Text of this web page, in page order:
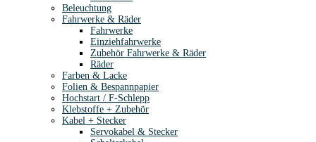
Beleuchtung
Fahrwerke & Räder
Fahrwerke
Einziehfahrwerke
Zubehör Fahrwerke & Räder
Räder
Farben & Lacke
Folien & Bespannpapier
Hochstart / F-Schlepp
Klebstoffe + Zubehör
Kabel + Stecker
Servokabel & Stecker